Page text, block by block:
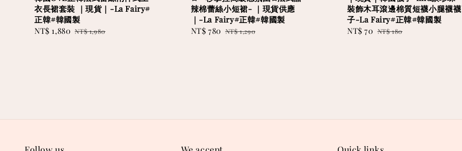
衣長裙套裝 ｜現貨｜-La Fairy#
正韓#韓國製
Sale
NT$ 1,880 Regular
NT$ 1,980
辣棉蕾絲小短裙- ｜現貨供應
｜-La Fairy#正韓#韓國製
Sale
NT$ 780 Regular
NT$ 1,290
裝飾木耳滾邊棉質短襪小腿襪襪
子-La Fairy#正韓#韓國製
Sale
NT$ 70 Regular
NT$ 180